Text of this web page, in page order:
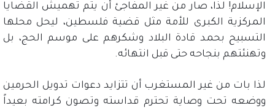
الإسلام! لذا، صار من غير المفاجئ أن يتم تهميش القضايا
المركزية الكبرى للأمة مثل قضية فلسطين، ليحل محلها
التسبيح بحمد قادة البلاد وشكرهم على موسم الحج، بل
وتهنئتهم بنجاحه حتى قبل انتهائه.
لذا بات من غير المستغرب أن تتزايد دعوات تدويل الحرمين
ووضعه تحت وصاية تحترم قداسته وتصون كرامته بعيداً